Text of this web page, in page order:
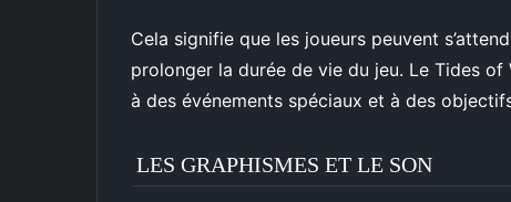
Cela signifie que les joueurs peuvent
prolonger la durée de vie du jeu. Le Tides
à des événements spéciaux et à des
LES GRAPHISMES ET LE SON